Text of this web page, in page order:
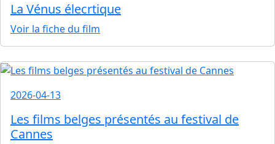
La Vénus élecrtique
Voir la fiche du film
2026-04-13
Les films belges présentés au festival de
Cannes